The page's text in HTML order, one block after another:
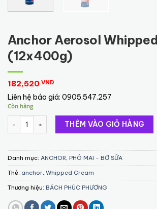
Anchor Aerosol
(12x400g)
182,520 VND
Liên hệ báo giá: 0905.547.257
Còn hàng
Anchor Aerosol Whipped Cream (12x400g)
THÊM VÀO GIỎ HÀNG
Danh mục: ANCHOR, PHÔ MAI - BƠ SỮA
Thẻ: anchor, Whipped Cream
Thương hiệu: BÁCH PHÚC PHƯƠNG